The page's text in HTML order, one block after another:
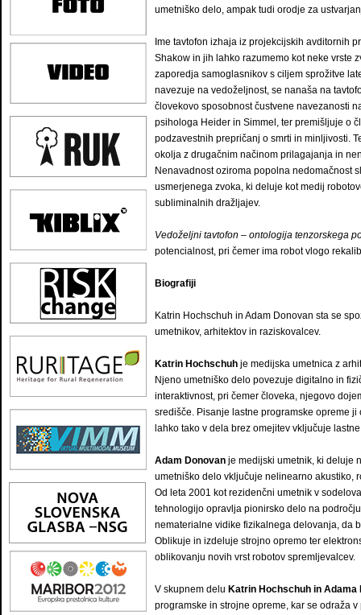
umetniško delo, ampak tudi orodje za
Ime tavtofon izhaja iz projekcijskih avditornih
Shakow in jih lahko razumemo kot neke vrste
zaporedja samoglasnikov s ciljem sprožitve
navezuje na vedoželjnost, se nanaša na
človekovo sposobnost čustvene navezanosti
psihologa Heider in Simmel, ter premišljuje o
podzavestnih prepričanj o smrti in minljivosti.
okolja z drugačnim načinom prilagajanja in
Nenavadnost oziroma popolna nedomačnost
usmerjenega zvoka, ki deluje kot medij
subliminalnih dražljajev.
Vedoželjni tavtofon – ontologija tenzorskega
potencialnost, pri čemer ima robot vlogo
Biografiji
Katrin Hochschuh in Adam Donovan sta se
umetnikov, arhitektov in raziskovalcev.
Katrin Hochschuh je medijska umetnica z
Njeno umetniško delo povezuje digitalno in
interaktivnost, pri čemer človeka, njegovo
središče. Pisanje lastne programske opreme
lahko tako v dela brez omejitev vključuje
Adam Donovan je medijski umetnik, ki deluje
umetniško delo vključuje nelinearno akustiko,
Od leta 2001 kot rezidenčni umetnik v
tehnologijo opravlja pionirsko delo na
nematerialne vidike fizikalnega delovanja, da
Oblikuje in izdeluje strojno opremo ter
oblikovanju novih vrst robotov spremljevalcev.
V skupnem delu Katrin Hochschuh in Adama
programske in strojne opreme, kar se odraža